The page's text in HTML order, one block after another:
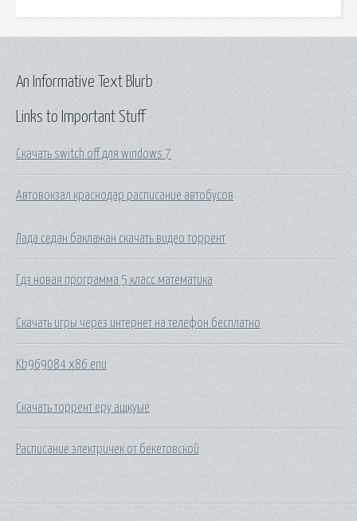
Links to Important Stuff
Скачать switch off для windows 7
Автовокзал краснодар расписание автобусов
Лада седан баклажан скачать видео торрент
Гдз новая программа 5 класс математика
Скачать игры через интернет на телефон бесплатно
Kb969084 x86 enu
Скачать торрент еру ащкуые
Расписание электричек от бекетовской
An Informative Text Blurb